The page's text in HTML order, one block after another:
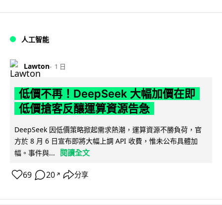
人工智能
Lawton 1 日
低價不再！DeepSeek 大幅加價在即
低價搶客反釀運算資源告急
DeepSeek 因低價策略掀起需求熱潮，運算資源不勝負荷，官
方於 8 月 6 日宣布即將大幅上調 API 收費，惟未公布具體加
幅。事件與...
閱讀全文
69 20 ↗ 分享